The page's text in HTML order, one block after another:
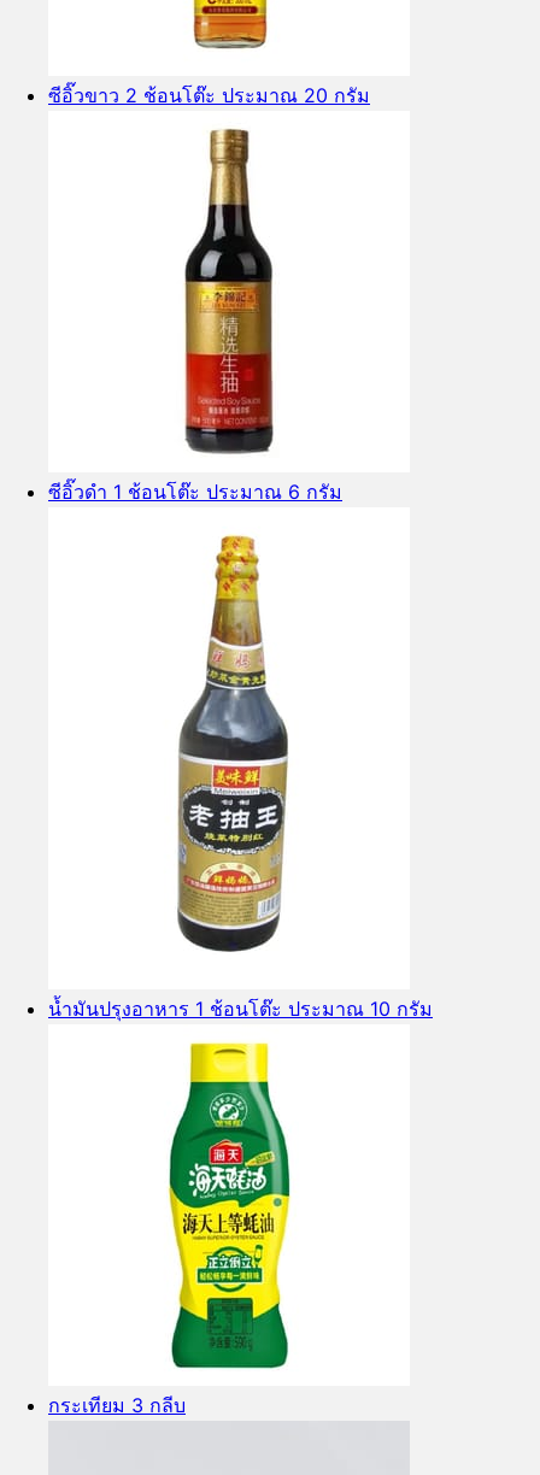
ซีอิ๊วขาว 2 ช้อนโต๊ะ ประมาณ 20 กรัม
ซีอิ๊วดำ 1 ช้อนโต๊ะ ประมาณ 6 กรัม
น้ำมันปรุงอาหาร 1 ช้อนโต๊ะ ประมาณ 10 กรัม
กระเทียม 3 กลีบ